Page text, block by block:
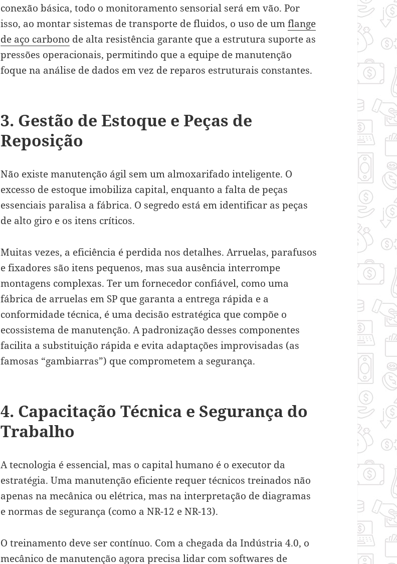
conexão básica, todo o monitoramento sensorial será em vão. Por
isso, ao montar sistemas de transporte de fluidos, o uso de umflange
de aço carbono de alta resistência garante que a estrutura suporte as
pressões operacionais, permitindo que a equipe de manutenção
foque na análise de dados em vez de reparos estruturais constantes.
3. Gestão de Estoque e Peças de
Reposição
Não existe manutenção ágil sem um almoxarifado inteligente. O
excesso de estoque imobiliza capital, enquanto a falta de peças
essenciais paralisa a fábrica. O segredo está em identificar as peças
de alto giro e os itens críticos.
Muitas vezes, a eficiência é perdida nos detalhes. Arruelas, parafusos
e fixadores são itens pequenos, mas sua ausência interrompe
montagens complexas. Ter um fornecedor confiável, como uma
fábrica de arruelas em SP que garanta a entrega rápida e a
conformidade técnica, é uma decisão estratégica que compõe o
ecossistema de manutenção. A padronização desses componentes
facilita a substituição rápida e evita adaptações improvisadas (as
famosas “gambiarras”) que comprometem a segurança.
4. Capacitação Técnica e Segurança do
Trabalho
A tecnologia é essencial, mas o capital humano é o executor da
estratégia. Uma manutenção eficiente requer técnicos treinados não
apenas na mecânica ou elétrica, mas na interpretação de diagramas
e normas de segurança (como a NR-12 e NR-13).
O treinamento deve ser contínuo. Com a chegada da Indústria 4.0, o
mecânico de manutenção agora precisa lidar com softwares de